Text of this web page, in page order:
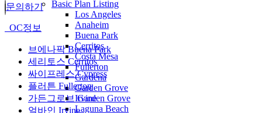
Basic Plan Listing
Los Angeles
Anaheim
Buena Park
Cerritos
Costa Mesa
Fullerton
Gardena
Garden Grove
Irvine
Laguna Beach
문의하기
OC정보
브에나팍 Buena Park
세리토스 Cerritos
싸이프레스 Cypress
플러튼 Fullerton
가든그로브 Garden Grove
얼바인 Irvine